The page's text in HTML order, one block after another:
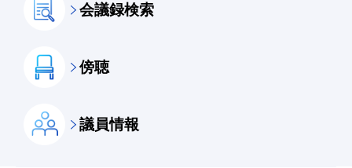
会議録検索
傍聴
議員情報